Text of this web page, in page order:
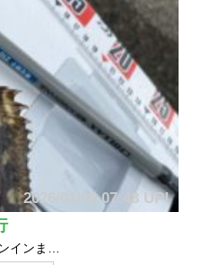
2026/01/09 07:48 UP!
インま…